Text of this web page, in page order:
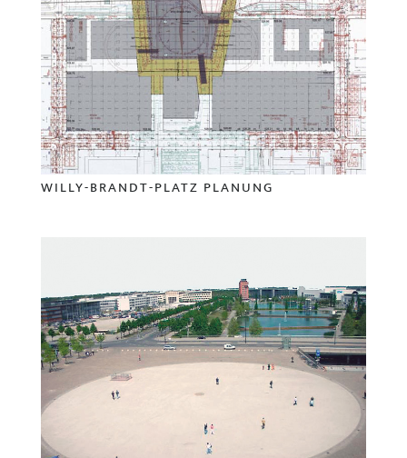
WILLY-BRANDT-PLATZ PLANUNG